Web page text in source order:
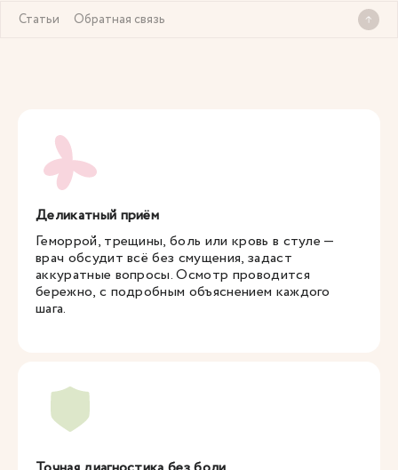
Статьи Обратная связь
Деликатный приём
Геморрой, трещины, боль или кровь в стуле —
врач обсудит всё без смущения, задаст
аккуратные вопросы. Осмотр проводится
бережно, с подробным объяснением каждого
шага.